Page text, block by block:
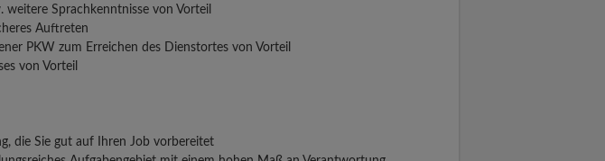
weitere Sprachkenntnisse von Vorteil
Auftreten
PKW zum Erreichen des Dienstortes von Vorteil
von Vorteil
die Sie gut auf Ihren Job vorbereitet